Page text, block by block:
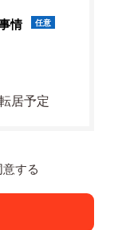
情 任意
居予定
意する